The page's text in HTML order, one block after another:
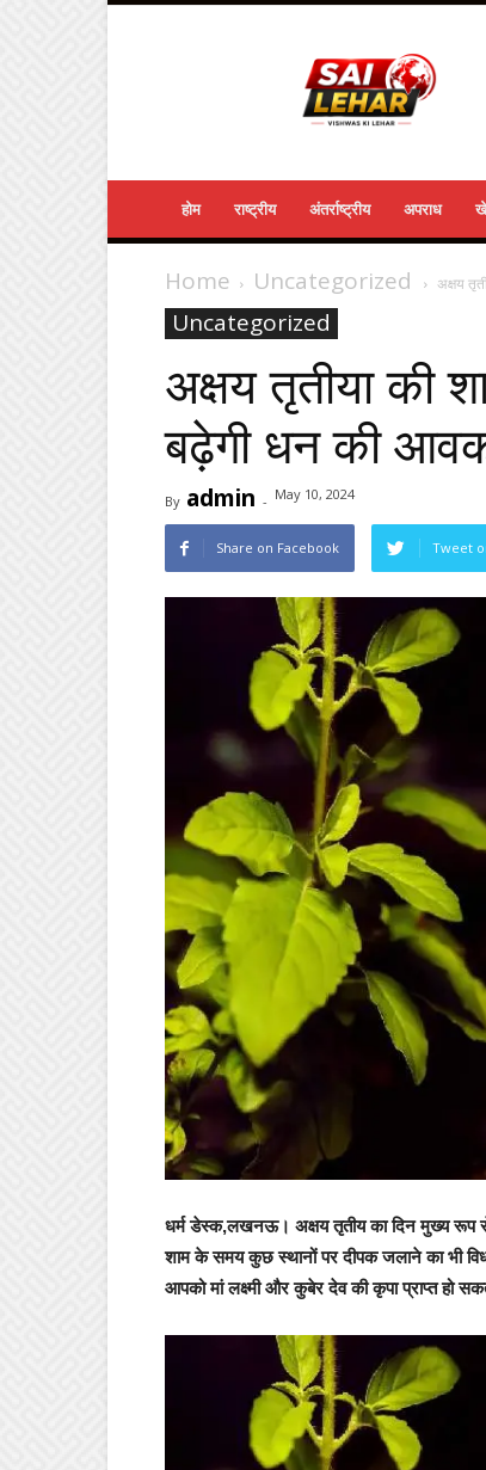
होम राष्ट्रीय अंतर्राष्ट्रीय अपराध
Home Uncategorized अक्षय
Uncategorized
अक्षय तृतीया की
बढ़ेगी धन की
By admin - May 10, 2024
Share on Facebook Tweet
धर्म डेस्क,लखनऊ। अक्षय तृतीय का दिन मुख्य रूप
शाम के समय कुछ स्थानों पर दीपक जलाने का भी
आपको मां लक्ष्मी और कुबेर देव की कृपा प्राप्त हो